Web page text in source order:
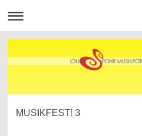
MUSIKFEST! 3